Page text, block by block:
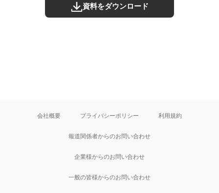
資料をダウンロード
会社概要 プライバシーポリシー 利用規約
報道関係者からのお問い合わせ
企業様からのお問い合わせ
一般の皆様からのお問い合わせ